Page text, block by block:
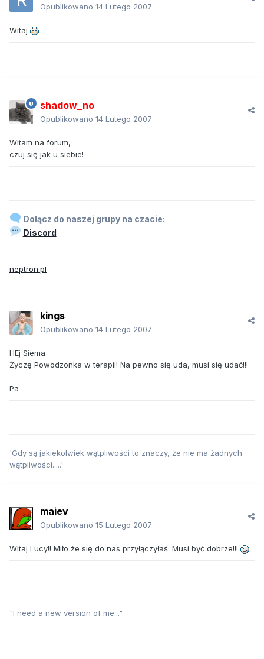
Opublikowano 14 Lutego 2007
Witaj
shadow_no
Opublikowano 14 Lutego 2007
Witam na forum,
czuj się jak u siebie!
Dołącz do naszej grupy na czacie:
Discord
neptron.pl
kings
Opublikowano 14 Lutego 2007
HEj Siema
Życzę Powodzonka w terapii! Na pewno się uda, musi się udać!!!
Pa
'Gdy są jakiekolwiek wątpliwości to znaczy, że nie ma żadnych
wątpliwości.....'
maiev
Opublikowano 15 Lutego 2007
Witaj Lucy!! Miło że się do nas przyłączyłaś. Musi być dobrze!!!
"I need a new version of me..."